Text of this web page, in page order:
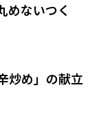
めないつく
炒め」の献立